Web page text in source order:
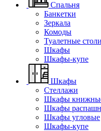
Спальня
Банкетки
Зеркала
Комоды
Туалетные
Шкафы
Шкафы-купе
Шкафы
Стеллажи
Шкафы
Шкафы
Шкафы угловые
Шкафы-купе